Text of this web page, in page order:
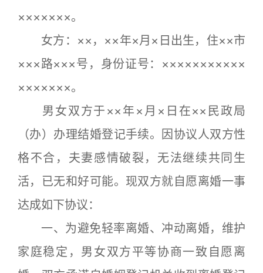
×××××××。
女方：××，××年×月×日出生，住××市
×××路×××号，身份证号：×××××××××××
×××××××。
男女双方于××年×月×日在××民政局
（办）办理结婚登记手续。因协议人双方性
格不合，夫妻感情破裂，无法继续共同生
活，已无和好可能。现双方就自愿离婚一事
达成如下协议：
一、为避免轻率离婚、冲动离婚，维护
家庭稳定，男女双方平等协商一致自愿离